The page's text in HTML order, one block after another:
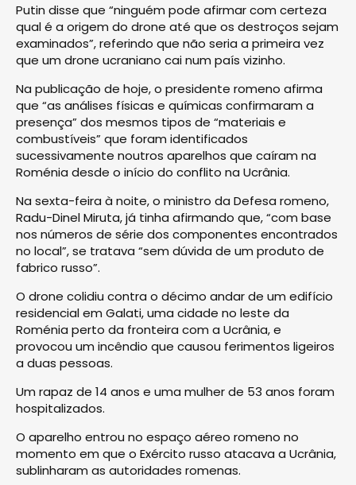
Putin disse que “ninguém pode afirmar com certeza
qual é a origem do drone até que os destroços sejam
examinados”, referindo que não seria a primeira vez
que um drone ucraniano cai num país vizinho.
Na publicação de hoje, o presidente romeno afirma
que “as análises físicas e químicas confirmaram a
presença” dos mesmos tipos de “materiais e
combustíveis” que foram identificados
sucessivamente noutros aparelhos que caíram na
Roménia desde o início do conflito na Ucrânia.
Na sexta-feira à noite, o ministro da Defesa romeno,
Radu-Dinel Miruta, já tinha afirmando que, “com base
nos números de série dos componentes encontrados
no local”, se tratava “sem dúvida de um produto de
fabrico russo”.
O drone colidiu contra o décimo andar de um edifício
residencial em Galati, uma cidade no leste da
Roménia perto da fronteira com a Ucrânia, e
provocou um incêndio que causou ferimentos ligeiros
a duas pessoas.
Um rapaz de 14 anos e uma mulher de 53 anos foram
hospitalizados.
O aparelho entrou no espaço aéreo romeno no
momento em que o Exército russo atacava a Ucrânia,
sublinharam as autoridades romenas.